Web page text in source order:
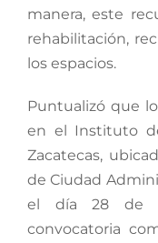
manera, este
rehabilitación,
los espacios.
Puntualizó que
en el Instituto
Zacatecas,
de Ciudad
el día 28 de
convocatoria